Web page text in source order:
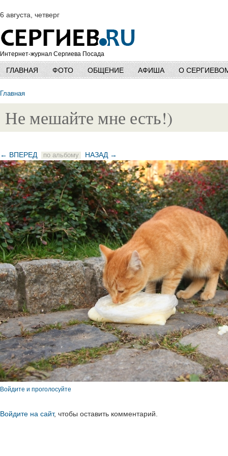
6 августа, четверг
Интернет-журнал Сергиева Посада
ГЛАВНАЯ ФОТО ОБЩЕНИЕ АФИША О
Главная
Не мешайте мне есть!)
← ВПЕРЕД по альбому НАЗАД →
Войдите и проголосуйте
Войдите на сайт, чтобы оставить комментарий.